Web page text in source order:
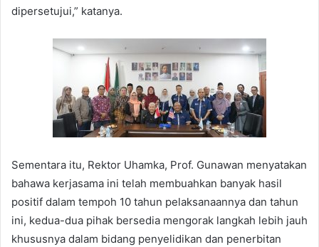
dipersetujui,” katanya.
Sementara itu, Rektor Uhamka, Prof. Gunawan menyatakan
bahawa kerjasama ini telah membuahkan banyak hasil
positif dalam tempoh 10 tahun pelaksanaannya dan tahun
ini, kedua-dua pihak bersedia mengorak langkah lebih jauh
khususnya dalam bidang penyelidikan dan penerbitan